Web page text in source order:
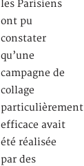
les Parisiens
ont pu
constater
qu’une
campagne de
collage
particulièrement
efficace avait
été réalisée
par des